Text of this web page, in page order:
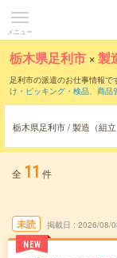
メニュー
栃木県足利市 ×製
足利市の派遣のお仕事情報で
け・ピッキング・検品、商品
栃木県足利市 / 製造（組立
全 11 件
未読
NEW
掲載日 2026/08/